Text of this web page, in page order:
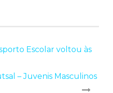
Escolar voltou às
– Juvenis Masculinos